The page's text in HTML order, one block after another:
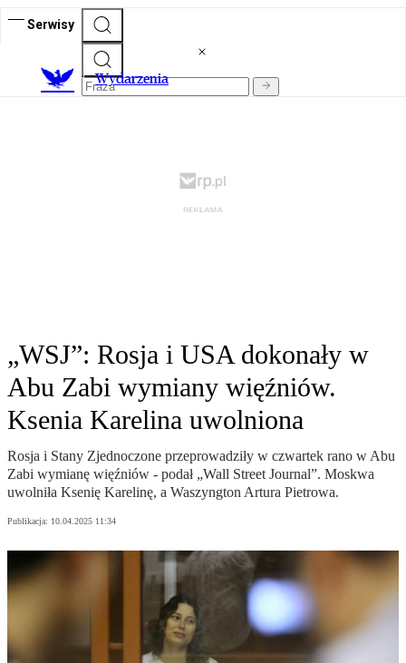
Serwisy
Wydarzenia
„WSJ”: Rosja i USA dokonały w
Abu Zabi wymiany więźniów.
Ksenia Karelina uwolniona
Rosja i Stany Zjednoczone przeprowadziły w czwartek rano w Abu
Zabi wymianę więźniów - podał „Wall Street Journal”. Moskwa
uwolniła Ksenię Karelinę, a Waszyngton Artura Pietrowa.
Publikacja: 10.04.2025 11:34